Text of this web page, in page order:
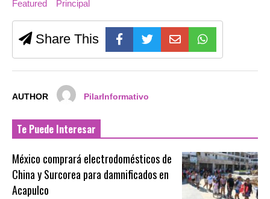
Featured Principal
Share This
AUTHOR PilarInformativo
Te Puede Interesar
México comprará electrodomésticos de
China y Surcorea para damnificados en
Acapulco